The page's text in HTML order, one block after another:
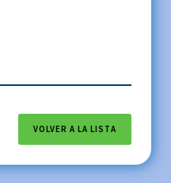
VOLVER A LA LISTA